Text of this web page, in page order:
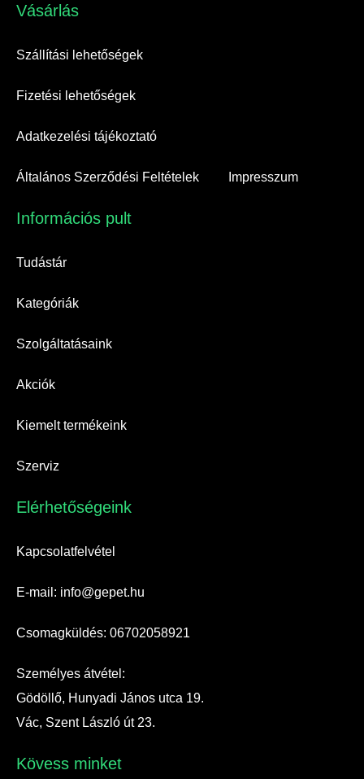
Vásárlás​
Szállítási lehetőségek
Fizetési lehetőségek
Adatkezelési tájékoztató
Általános Szerződési Feltételek Impresszum
Információs pult​
Tudástár
Kategóriák
Szolgáltatásaink
Akciók
Kiemelt termékeink
Szerviz
Elérhetőségeink​
Kapcsolatfelvétel
E-mail: info@gepet.hu
Csomagküldés: 06702058921
Személyes átvétel:
Gödöllő, Hunyadi János utca 19.
Vác, Szent László út 23.
Kövess minket